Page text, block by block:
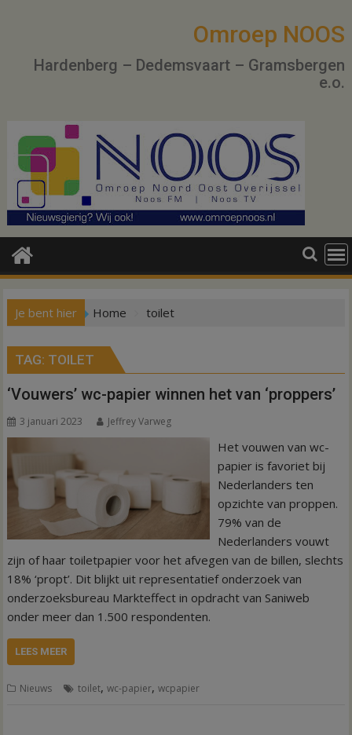
Omroep NOOS
Hardenberg – Dedemsvaart – Gramsbergen
e.o.
Je bent hier Home toilet
TAG: TOILET
‘Vouwers’ wc-papier winnen het van ‘proppers’
3 januari 2023 Jeffrey Varweg
Het vouwen van wc-
papier is favoriet bij
Nederlanders ten
opzichte van proppen.
79% van de
Nederlanders vouwt
zijn of haar toiletpapier voor het afvegen van de billen, slechts
18% ‘propt’. Dit blijkt uit representatief onderzoek van
onderzoeksbureau Markteffect in opdracht van Saniweb
onder meer dan 1.500 respondenten.
LEES MEER
Nieuws toilet,wc-papier,wcpapier